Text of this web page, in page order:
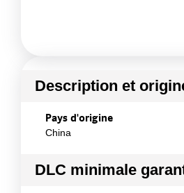
Description et
Pays d'origine
China
DLC minimale